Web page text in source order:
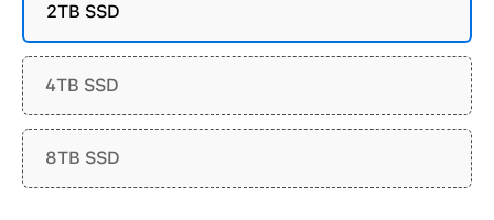
2TB SSD
4TB SSD
8TB SSD